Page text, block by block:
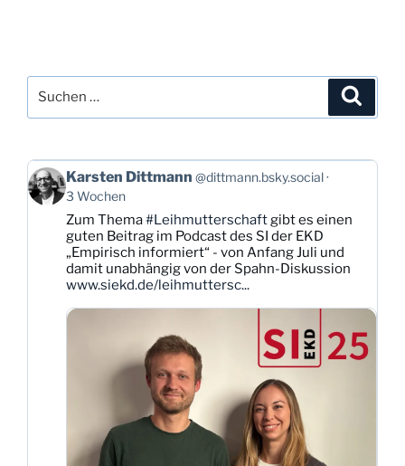
nach:
Beitrag
von
Karsten
Dittmann
Bluesky
ansehen
Karsten Dittmann @dittmann.bsky.social
3 Wochen
Zum Thema#Leihmutterschaftgibt es einen
guten Beitrag im Podcast des SI der EKD
„Empirisch informiert“ - von Anfang Juli und
damit unabhängig von der Spahn-Diskussion
www.siekd.de/leihmuttersc...